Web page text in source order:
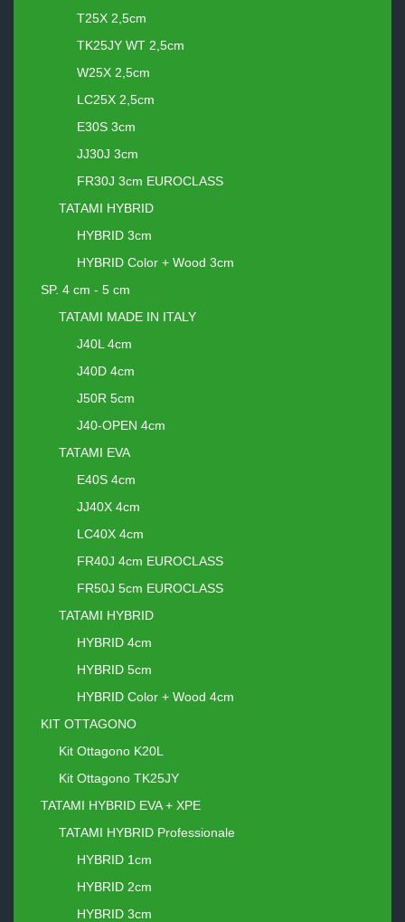
T25X 2,5cm
TK25JY WT 2,5cm
W25X 2,5cm
LC25X 2,5cm
E30S 3cm
JJ30J 3cm
FR30J 3cm EUROCLASS
TATAMI HYBRID
HYBRID 3cm
HYBRID Color + Wood 3cm
SP. 4 cm - 5 cm
TATAMI MADE IN ITALY
J40L 4cm
J40D 4cm
J50R 5cm
J40-OPEN 4cm
TATAMI EVA
E40S 4cm
JJ40X 4cm
LC40X 4cm
FR40J 4cm EUROCLASS
FR50J 5cm EUROCLASS
TATAMI HYBRID
HYBRID 4cm
HYBRID 5cm
HYBRID Color + Wood 4cm
KIT OTTAGONO
Kit Ottagono K20L
Kit Ottagono TK25JY
TATAMI HYBRID EVA + XPE
TATAMI HYBRID Professionale
HYBRID 1cm
HYBRID 2cm
HYBRID 3cm